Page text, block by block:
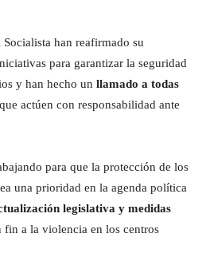
han reafirmado su
para garantizar la seguridad
y han hecho un llamado a todas
actúen con responsabilidad ante
para que la protección de los
una prioridad en la agenda política
legislativa y medidas
fin a la violencia en los centros